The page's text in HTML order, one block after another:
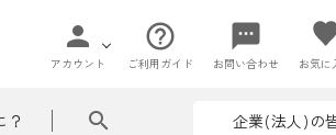
person
アカウント
help_outline
ご利用ガイド
sms
お問い合わせ お気に
？ search 企業(法人)の